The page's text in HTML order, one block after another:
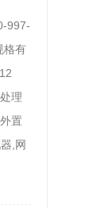
997-
格有
理
置
,网